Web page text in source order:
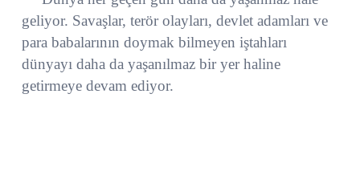
geliyor. Savaşlar, terör olayları, devlet adamları ve
para babalarının doymak bilmeyen iştahları
dünyayı daha da yaşanılmaz bir yer haline
getirmeye devam ediyor.